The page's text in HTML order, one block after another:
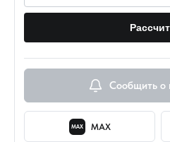
Сообщить о
MAX MAX